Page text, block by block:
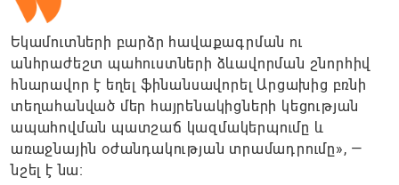
Եկամուտների բարձր հավաքագրման ու
անհրաժեշտ պահուստների ձևավորման շնորհիվ
հնարավոր է եղել ֆինանսավորել Արցախից բռնի
տեղահանված մեր հայրենակիցների կեցության
ապահովման պատշաճ կազմակերպումը և
առաջնային օժանդակության տրամադրումը», —
նշել է նա։